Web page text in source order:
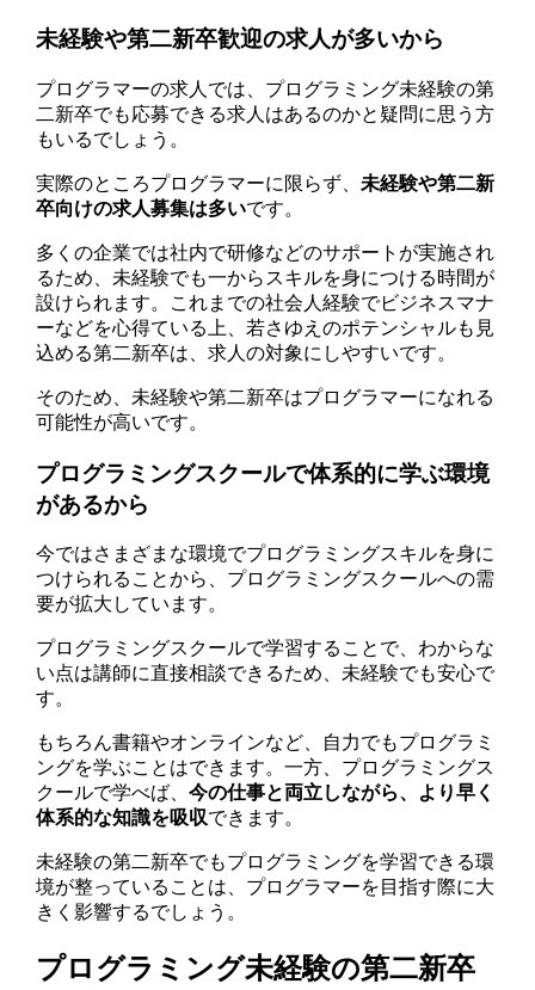
未経験や第二新卒歓迎の求人が多いから
プログラマーの求人では、プログラミング未経験の第
二新卒でも応募できる求人はあるのかと疑問に思う方
もいるでしょう。
実際のところプログラマーに限らず、未経験や第二新
卒向けの求人募集は多いです。
多くの企業では社内で研修などのサポートが実施され
るため、未経験でも一からスキルを身につける時間が
設けられます。これまでの社会人経験でビジネスマナ
ーなどを心得ている上、若さゆえのポテンシャルも見
込める第二新卒は、求人の対象にしやすいです。
そのため、未経験や第二新卒はプログラマーになれる
可能性が高いです。
プログラミングスクールで体系的に学ぶ環境
があるから
今ではさまざまな環境でプログラミングスキルを身に
つけられることから、プログラミングスクールへの需
要が拡大しています。
プログラミングスクールで学習することで、わからな
い点は講師に直接相談できるため、未経験でも安心で
す。
もちろん書籍やオンラインなど、自力でもプログラミ
ングを学ぶことはできます。一方、プログラミングス
クールで学べば、今の仕事と両立しながら、より早く
体系的な知識を吸収できます。
未経験の第二新卒でもプログラミングを学習できる環
境が整っていることは、プログラマーを目指す際に大
きく影響するでしょう。
プログラミング未経験の第二新卒